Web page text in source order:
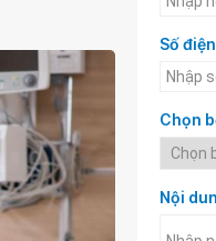
Số
Chọn
Nội